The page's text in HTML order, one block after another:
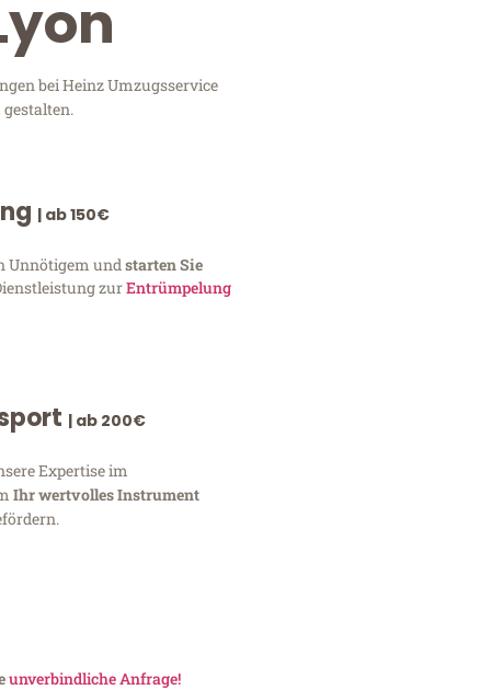
bei Heinz Umzugsservice
| ab 150€
Unnötigem undstarten Sie
zurEntrümpelung
| ab 200€
Expertise im
Ihr wertvolles Instrument
unverbindliche Anfrage!